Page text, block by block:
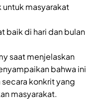
masyarakat
baik di hari dan bulan
saat menjelaskan
bahwa ini
konkrit yang
masyarakat.